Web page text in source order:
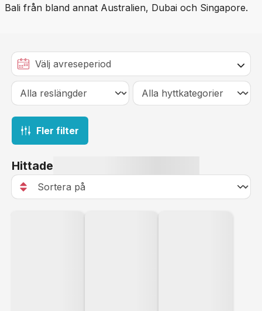
Bali från bland annat Australien, Dubai och Singapore.
Fler filter
Hittade